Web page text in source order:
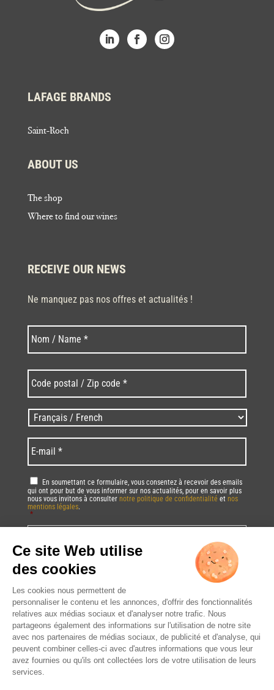
LAFAGE BRANDS
Saint-Roch
ABOUT US
The shop
Where to find our wines
RECEIVE OUR NEWS
Ne manquez pas nos offres et actualités !
Nom * Last
postal
/
Zip
code
* *
Langues
/
Language *
mail *
RGPD *
En soumettant ce formulaire, vous consentez à recevoir des emails
qui ont pour but de vous informer sur nos actualités, pour en savoir plus
nous vous invitons à consulter notre politique de confidentialité et nos
mentions légales.
*
CAPTCHA